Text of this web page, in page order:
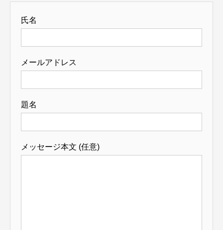
氏名
メールアドレス
題名
メッセージ本文 (任意)